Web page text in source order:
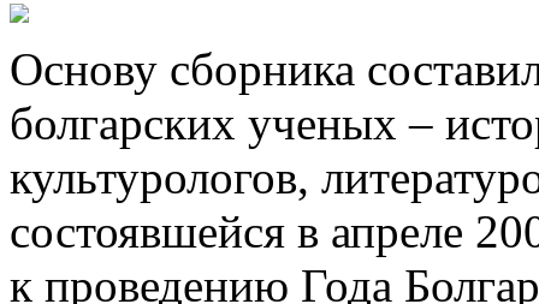
Основу сборника
болгарских ученых –
культурологов,
состоявшейся в апреле
к проведению Года